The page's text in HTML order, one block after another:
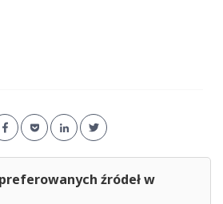
preferowanych źródeł w